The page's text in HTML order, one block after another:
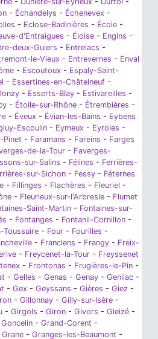
- Échandelys - Échenevex -
- Eclose-Badinières - École -
d'Entraigues - Éloise - Engins -
deux-Guiers - Entrelacs -
le-Vieux - Entrevernes - Enval
- Escoutoux - Espaly-Saint-
- Essertines-en-Châtelneuf -
- Esserts-Blay - Estivareilles -
- Étoile-sur-Rhône - Étrembières -
- Éveux - Évian-les-Bains - Eybens
Escoulin - Eymeux - Eyroles -
Pinet - Faramans - Fareins - Farges
de-la-Tour - Faverges-
sur-Salins - Félines - Ferrières-
sur-Sichon - Fessy - Féternes
- Fillinges - Flachères - Fleuriel -
- Fleurieux-sur-l'Arbresle - Flumet
Saint-Martin - Fontaines-sur-
- Fontanges - Fontanil-Cornillon -
Toussuire - Four - Fourilles -
- Franclens - Frangy - Freix-
- Freycenet-la-Tour - Freyssenet
- Frontonas - Frugières-le-Pin -
- Gelles - Genas - Genay - Genilac -
- Gex - Geyssans - Gières - Giez -
- Gillonnay - Gilly-sur-Isère -
- Girgols - Giron - Givors - Gleizé -
Goncelin - Grand-Corent -
Grane - Granges-les-Beaumont -